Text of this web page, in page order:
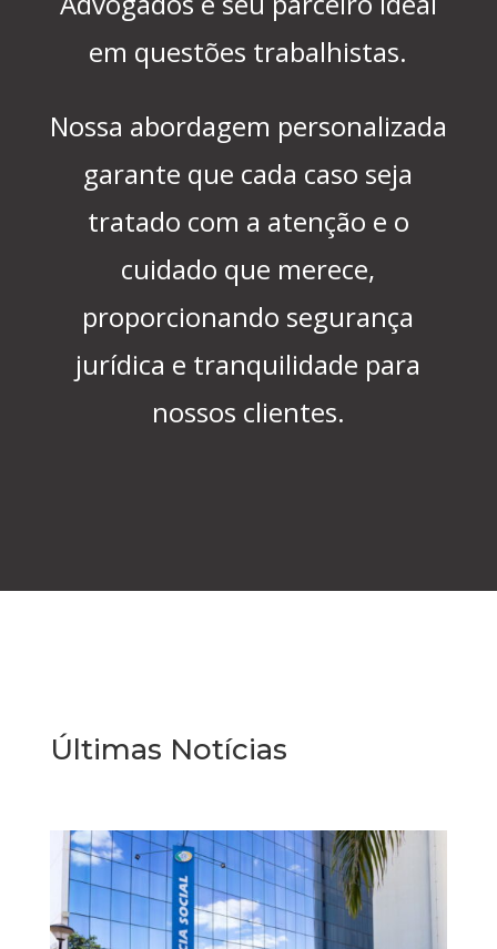
em questões trabalhistas.
Nossa abordagem personalizada
garante que cada caso seja
tratado com a atenção e o
cuidado que merece,
proporcionando segurança
jurídica e tranquilidade para
nossos clientes.
Últimas Notícias